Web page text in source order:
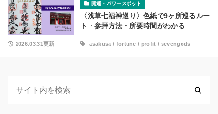
開運・パワースポット
〈浅草七福神巡り〉色紙で9ヶ所巡るルー
ト・参拝方法・所要時間がわかる
2026.03.31更新 asakusa / fortune / profit / sevengods